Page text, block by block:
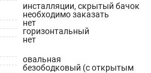
инсталляции, скрытый бачок
необходимо заказать
нет
горизонтальный
нет
овальная
безободковый (с открытым